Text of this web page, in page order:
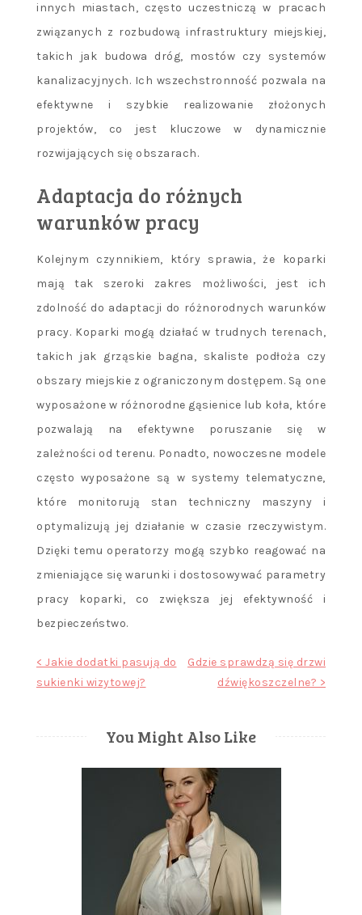
innych miastach, często uczestniczą w pracach
związanych z rozbudową infrastruktury miejskiej,
takich jak budowa dróg, mostów czy systemów
kanalizacyjnych. Ich wszechstronność pozwala na
efektywne i szybkie realizowanie złożonych
projektów, co jest kluczowe w dynamicznie
rozwijających się obszarach.
Adaptacja do różnych
warunków pracy
Kolejnym czynnikiem, który sprawia, że koparki
mają tak szeroki zakres możliwości, jest ich
zdolność do adaptacji do różnorodnych warunków
pracy. Koparki mogą działać w trudnych terenach,
takich jak grząskie bagna, skaliste podłoża czy
obszary miejskie z ograniczonym dostępem. Są one
wyposażone w różnorodne gąsienice lub koła, które
pozwalają na efektywne poruszanie się w
zależności od terenu. Ponadto, nowoczesne modele
często wyposażone są w systemy telematyczne,
które monitorują stan techniczny maszyny i
optymalizują jej działanie w czasie rzeczywistym.
Dzięki temu operatorzy mogą szybko reagować na
zmieniające się warunki i dostosowywać parametry
pracy koparki, co zwiększa jej efektywność i
bezpieczeństwo.
Nawigacja
wpisu
< Jakie dodatki pasują do
sukienki wizytowej?
Gdzie sprawdzą się drzwi
dźwiękoszczelne? >
You Might Also Like